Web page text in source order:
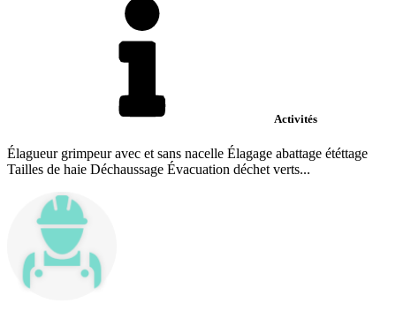
Activités
Élagueur grimpeur avec et sans nacelle Élagage abattage ététtage
Tailles de haie Déchaussage Évacuation déchet verts...